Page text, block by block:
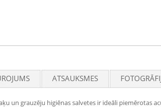
ATSAUKSMES
un grauzēju higiēnas salvetes ir ideāli piemērotas